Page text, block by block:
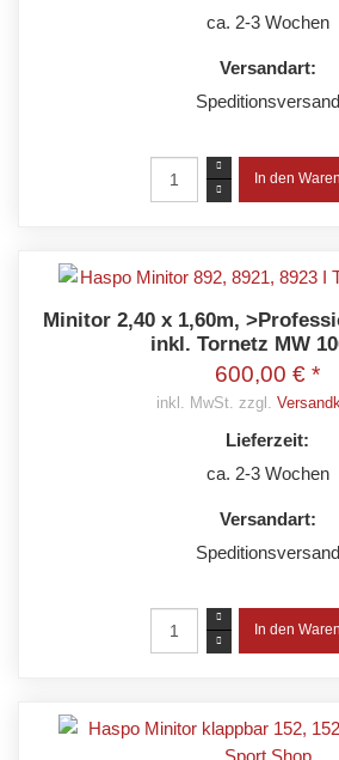
ca. 2-3 Wochen
Versandart:
Speditionsversand
Minitor 2,40 x 1,60m,
inkl. Tornetz MW
600,00 € *
inkl. MwSt. zzgl.
Lieferzeit:
ca. 2-3 Wochen
Versandart:
Speditionsversand